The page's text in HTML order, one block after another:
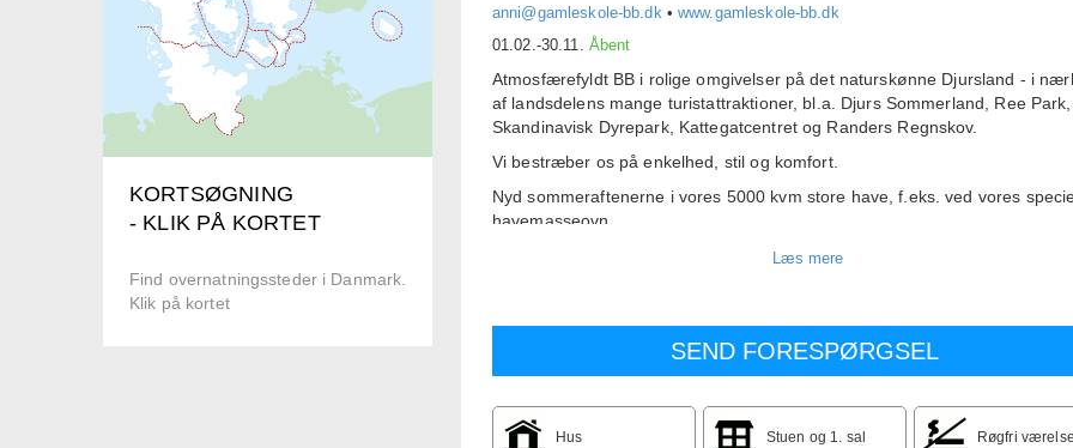
KORTSØGNING
- KLIK PÅ KORTET
Find overnatningssteder i Danmark.
Klik på kortet
anni@gamleskole-bb.dk •www.gamleskole-bb.dk
01.02.-30.11. Åbent
Atmosfærefyldt BB i rolige omgivelser på det naturskønne Djursland - i
af landsdelens mange turistattraktioner, bl.a. Djurs Sommerland, Ree Park,
Skandinavisk Dyrepark, Kattegatcentret og Randers Regnskov.
Vi bestræber os på enkelhed, stil og komfort.
Nyd sommeraftenerne i vores 5000 kvm store have, f.eks. ved vores
havemasseovn.
Om morgenen serverer vi hjemmebagt økologisk brød, syltetøj, saft og
Resten af året: 700 pr. nat
Dobbeltværelser: 350 - 450 kr pr. nat
Hus Stuen og 1. sal Røgfri